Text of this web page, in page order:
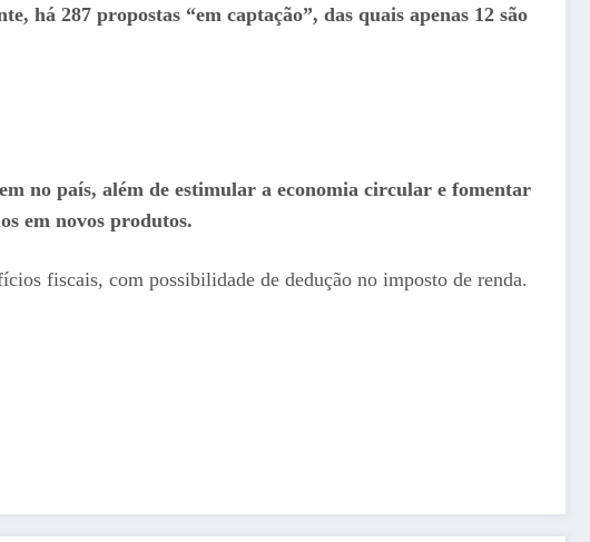
há 287 propostas “em captação”, das quais apenas 12 são
no país, além de estimular a economia circular e fomentar
em novos produtos.
fiscais, com possibilidade de dedução no imposto de renda.